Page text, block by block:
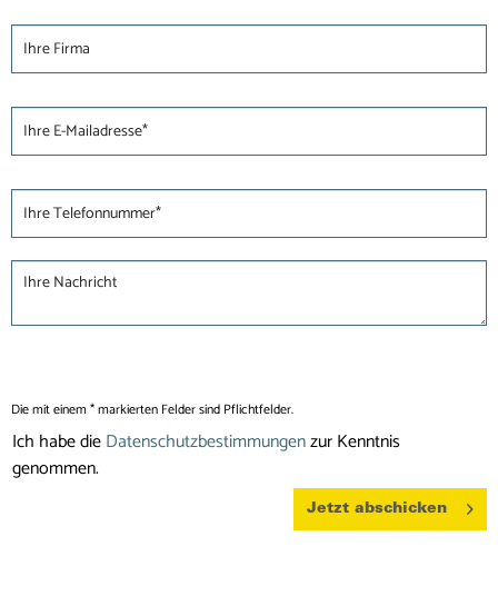
Die mit einem * markierten Felder sind Pflichtfelder.
Ich habe dieDatenschutzbestimmungenzur Kenntnis
genommen.
Jetzt abschicken